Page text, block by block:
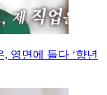
영면에 들다 ‘향년